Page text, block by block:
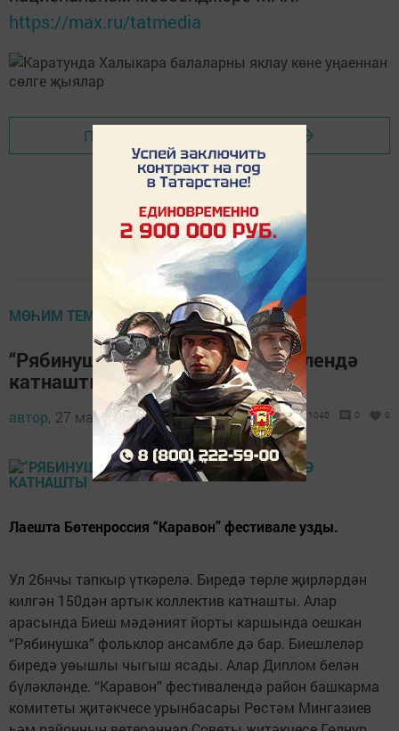
https://max.ru/tatmedia
Перейти на страницу новости
МӨҺИМ ТЕМА
“Рябинушка” “Каравон” фестивалендә
катнашты
автор, 27 май 2018 - 09:55 1040 0 0
Лаешта Бөтенроссия “Каравон” фестивале узды.
Ул 26нчы тапкыр үткәрелә. Биредә төрле җирләрдән
килгән 150дән артык коллектив катнашты. Алар
арасында Биеш мәдәният йорты каршында оешкан
“Рябинушка” фольклор ансамбле дә бар. Биешлеләр
биредә уөышлы чыгыш ясады. Алар Диплом белән
бүләкләнде. “Каравон” фестивалендә район башкарма
комитеты җитәкчесе урынбасары Рөстәм Мингазиев